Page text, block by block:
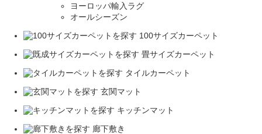
ヨーロッパ輸入ラグ
オールシーズン
100サイズカーペット
畳サイズカーペット
タイルカーペット
玄関マット
キッチンマット
廊下敷き